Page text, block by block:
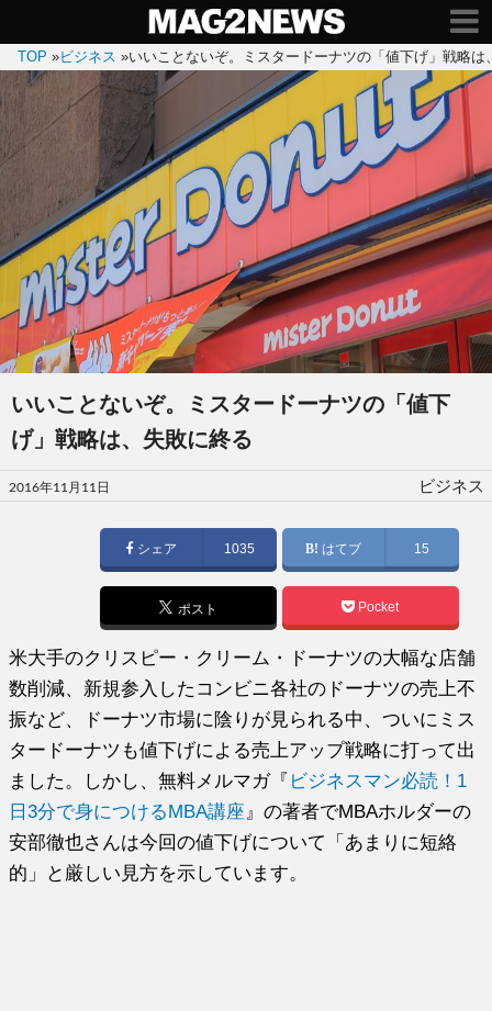
TOP »ビジネス »いいことないぞ。ミスタードーナツの「値下げ」戦略は
いいことないぞ。ミスタードーナツの「値下
げ」戦略は、失敗に終る
投
稿
2016年11月11日 ビジネス
シェア 1035 はてブ 15
ポスト Pocket
米大手のクリスピー・クリーム・ドーナツの大幅な店舗
数削減、新規参入したコンビニ各社のドーナツの売上不
振など、ドーナツ市場に陰りが見られる中、ついにミス
タードーナツも値下げによる売上アップ戦略に打って出
ました。しかし、無料メルマガ『 ビジネスマン必読！1
日3分で身につけるMBA講座 』の著者でMBAホルダーの
安部徹也さんは今回の値下げについて「あまりに短絡
的」と厳しい見方を示しています。